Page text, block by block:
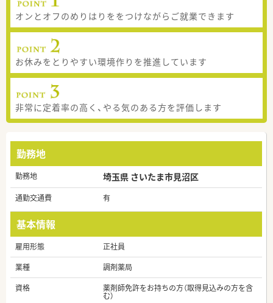
オンとオフのめりはりををつけながらご就業できます
お休みをとりやすい環境作りを推進しています
非常に定着率の高く、やる気のある方を評価します
勤務地
勤務地 埼玉県 さいたま市見沼区
通勤交通費 有
基本情報
雇用形態
正社員
業種
調剤薬局
資格
薬剤師免許をお持ちの方（取得見込みの方を含
む）